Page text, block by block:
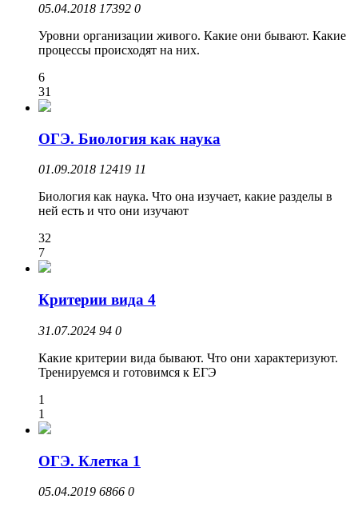
05.04.2018 17392 0
Уровни организации живого. Какие они бывают. Какие
процессы происходят на них.
6
31
ОГЭ. Биология как наука
01.09.2018 12419 11
Биология как наука. Что она изучает, какие разделы в
ней есть и что они изучают
32
7
Критерии вида 4
31.07.2024 94 0
Какие критерии вида бывают. Что они характеризуют.
Тренируемся и готовимся к ЕГЭ
1
1
ОГЭ. Клетка 1
05.04.2019 6866 0